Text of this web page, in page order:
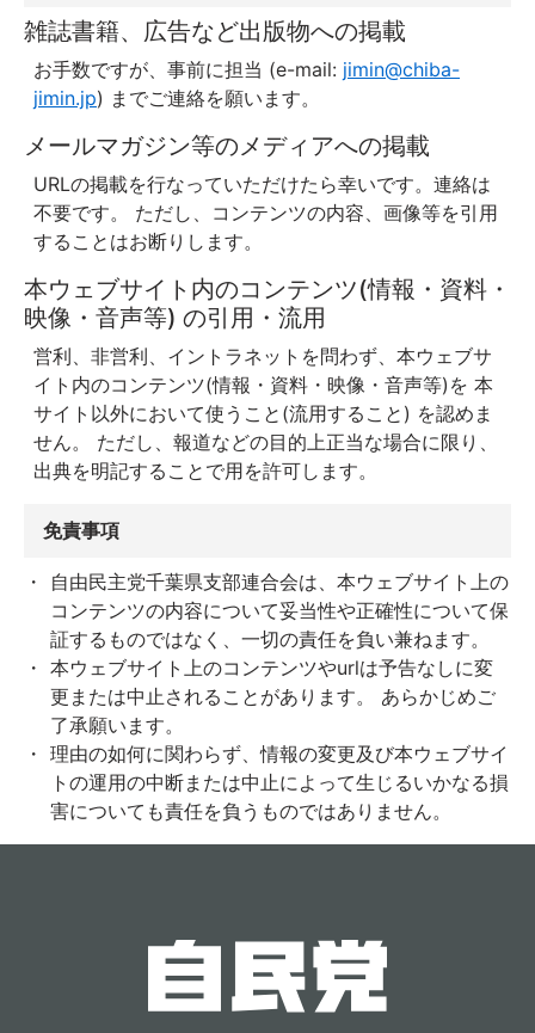
雑誌書籍、広告など出版物への掲載
お手数ですが、事前に担当 (e-mail: jimin@chiba-
jimin.jp) までご連絡を願います。
メールマガジン等のメディアへの掲載
URLの掲載を行なっていただけたら幸いです。連絡は
不要です。 ただし、コンテンツの内容、画像等を引用
することはお断りします。
本ウェブサイト内のコンテンツ(情報・資料・
映像・音声等) の引用・流用
営利、非営利、イントラネットを問わず、本ウェブサ
イト内のコンテンツ(情報・資料・映像・音声等)を 本
サイト以外において使うこと(流用すること) を認めま
せん。 ただし、報道などの目的上正当な場合に限り、
出典を明記することで用を許可します。
免責事項
自由民主党千葉県支部連合会は、本ウェブサイト上の
コンテンツの内容について妥当性や正確性について保
証するものではなく、一切の責任を負い兼ねます。
本ウェブサイト上のコンテンツやurlは予告なしに変
更または中止されることがあります。 あらかじめご
了承願います。
理由の如何に関わらず、情報の変更及び本ウェブサイ
トの運用の中断または中止によって生じるいかなる損
害についても責任を負うものではありません。